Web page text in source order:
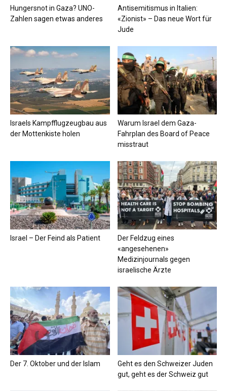
Hungersnot in Gaza? UNO-
Zahlen sagen etwas anderes
Antisemitismus in Italien:
«Zionist» – Das neue Wort für
Jude
Israels Kampfflugzeugbau aus
der Mottenkiste holen
Warum Israel dem Gaza-
Fahrplan des Board of Peace
misstraut
Israel – Der Feind als Patient
Der Feldzug eines
«angesehenen»
Medizinjournals gegen
israelische Ärzte
Der 7. Oktober und der Islam
Geht es den Schweizer Juden
gut, geht es der Schweiz gut